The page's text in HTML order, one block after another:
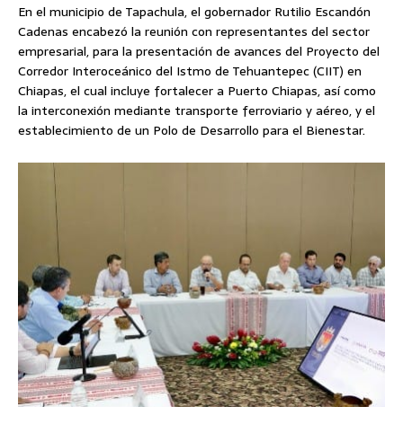
En el municipio de Tapachula, el gobernador Rutilio Escandón
Cadenas encabezó la reunión con representantes del sector
empresarial, para la presentación de avances del Proyecto del
Corredor Interoceánico del Istmo de Tehuantepec (CIIT) en
Chiapas, el cual incluye fortalecer a Puerto Chiapas, así como
la interconexión mediante transporte ferroviario y aéreo, y el
establecimiento de un Polo de Desarrollo para el Bienestar.